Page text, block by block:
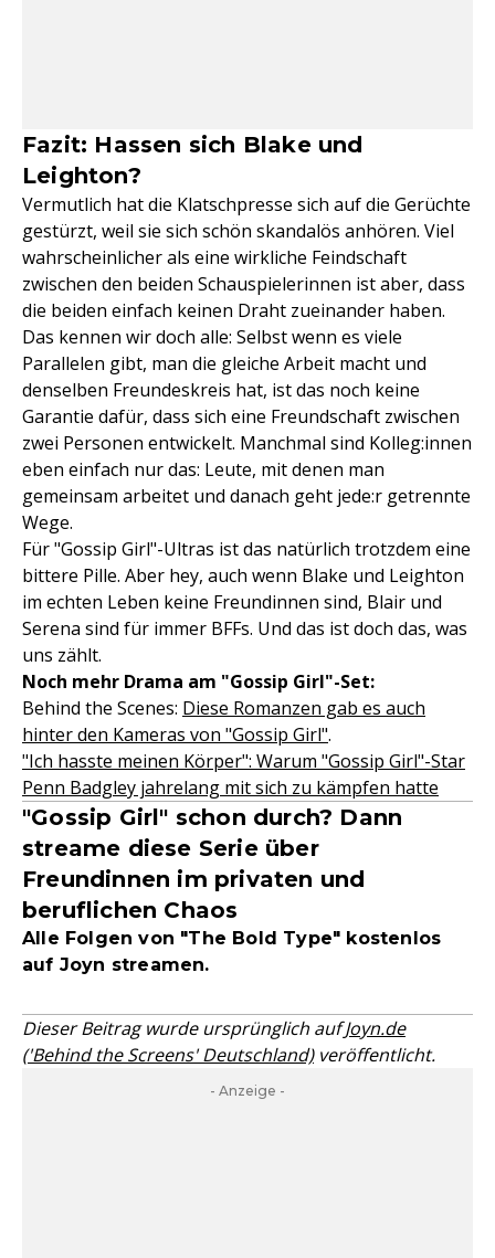
Fazit: Hassen sich Blake und
Leighton?
Vermutlich hat die Klatschpresse sich auf die Gerüchte
gestürzt, weil sie sich schön skandalös anhören. Viel
wahrscheinlicher als eine wirkliche Feindschaft
zwischen den beiden Schauspielerinnen ist aber, dass
die beiden einfach keinen Draht zueinander haben.
Das kennen wir doch alle: Selbst wenn es viele
Parallelen gibt, man die gleiche Arbeit macht und
denselben Freundeskreis hat, ist das noch keine
Garantie dafür, dass sich eine Freundschaft zwischen
zwei Personen entwickelt. Manchmal sind Kolleg:innen
eben einfach nur das: Leute, mit denen man
gemeinsam arbeitet und danach geht jede:r getrennte
Wege.
Für "Gossip Girl"-Ultras ist das natürlich trotzdem eine
bittere Pille. Aber hey, auch wenn Blake und Leighton
im echten Leben keine Freundinnen sind, Blair und
Serena sind für immer BFFs. Und das ist doch das, was
uns zählt.
Noch mehr Drama am "Gossip Girl"-Set:
Behind the Scenes: Diese Romanzen gab es auch
hinter den Kameras von "Gossip Girl".
"Ich hasste meinen Körper": Warum "Gossip Girl"-Star
Penn Badgley jahrelang mit sich zu kämpfen hatte
"Gossip Girl" schon durch? Dann
streame diese Serie über
Freundinnen im privaten und
beruflichen Chaos
Alle Folgen von "The Bold Type" kostenlos
auf Joyn streamen.
Dieser Beitrag wurde ursprünglich aufJoyn.de
('Behind the Screens' Deutschland)veröffentlicht.
- Anzeige -